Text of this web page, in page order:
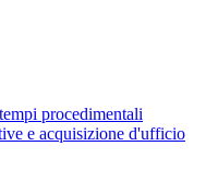
procedimentali
e acquisizione d'ufficio